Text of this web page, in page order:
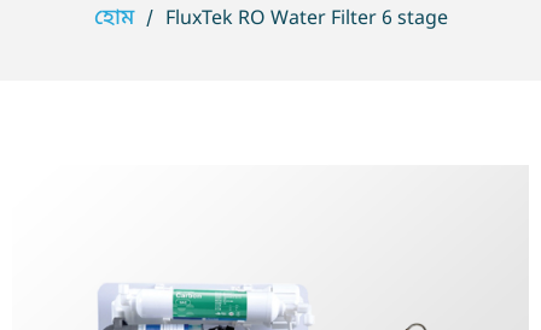
হোম / FluxTek RO Water Filter 6 stage